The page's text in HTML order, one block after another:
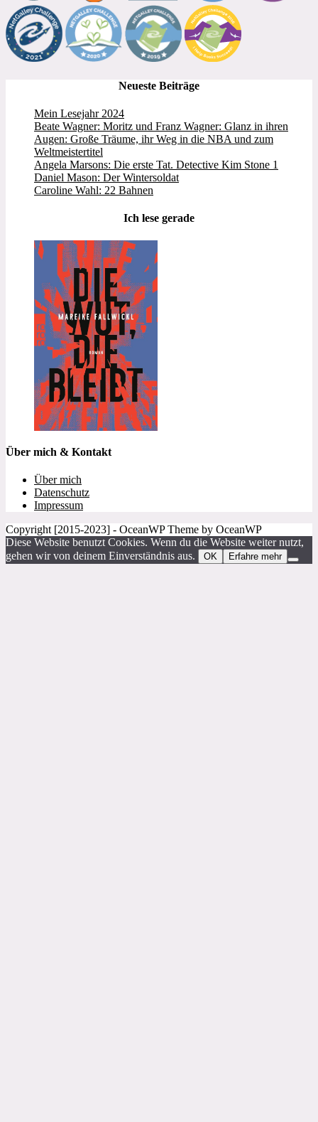
Neueste Beiträge
Mein Lesejahr 2024
Beate Wagner: Moritz und Franz Wagner: Glanz in ihren
Augen: Große Träume, ihr Weg in die NBA und zum
Weltmeistertitel
Angela Marsons: Die erste Tat. Detective Kim Stone 1
Daniel Mason: Der Wintersoldat
Caroline Wahl: 22 Bahnen
Ich lese gerade
Über mich & Kontakt
Über mich
Datenschutz
Impressum
Copyright [2015-2023] - OceanWP Theme by OceanWP
Diese Website benutzt Cookies. Wenn du die Website weiter nutzt,
gehen wir von deinem Einverständnis aus.
OK Erfahre mehr